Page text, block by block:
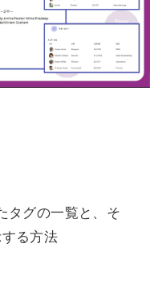
タグの一覧と、そ
る方法